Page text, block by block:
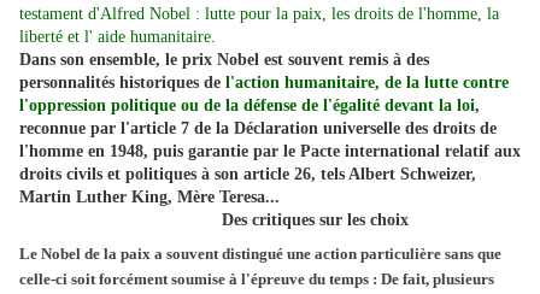
testament d'Alfred Nobel : lutte pour la paix, les droits de l'homme, la
liberté et l' aide humanitaire.
Dans son ensemble, le prix Nobel est souvent remis à des
personnalités historiques de l'action humanitaire, de la lutte contre
l'oppression politique ou de la défense de l'égalité devant la loi,
reconnue par l'article 7 de la Déclaration universelle des droits de
l'homme en 1948, puis garantie par le Pacte international relatif aux
droits civils et politiques à son article 26, tels Albert Schweizer,
Martin Luther King, Mère Teresa...
Des critiques sur les choix
Le Nobel de la paix a souvent distingué une action particulière sans que
celle-ci soit forcément soumise à l'épreuve du temps : De fait, plusieurs